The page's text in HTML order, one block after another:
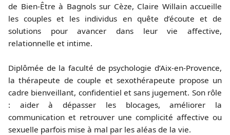
de Bien-Être à Bagnols sur Cèze, Claire Willain accueille
les couples et les individus en quête d’écoute et de
solutions pour avancer dans leur vie affective,
relationnelle et intime.
Diplômée de la faculté de psychologie d’Aix-en-Provence,
la thérapeute de couple et sexothérapeute propose un
cadre bienveillant, confidentiel et sans jugement. Son rôle
: aider à dépasser les blocages, améliorer la
communication et retrouver une complicité affective ou
sexuelle parfois mise à mal par les aléas de la vie.